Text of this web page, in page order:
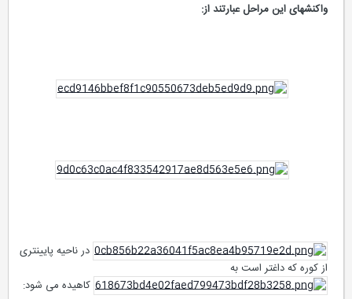
واکنشهای این مراحل عبارتند از:
در ناحیه پایینتری
از کوره که داغتر است به
کاهیده می شود: